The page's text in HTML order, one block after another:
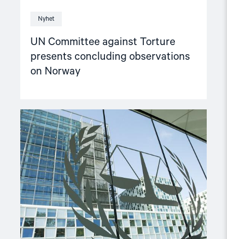
Nyhet
UN Committee against Torture
presents concluding observations
on Norway
should
establish
external
review
of
misconduct"